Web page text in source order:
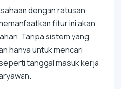
dengan ratusan
fitur ini akan
Tanpa sistem yang
hanya untuk mencari
tanggal masuk kerja